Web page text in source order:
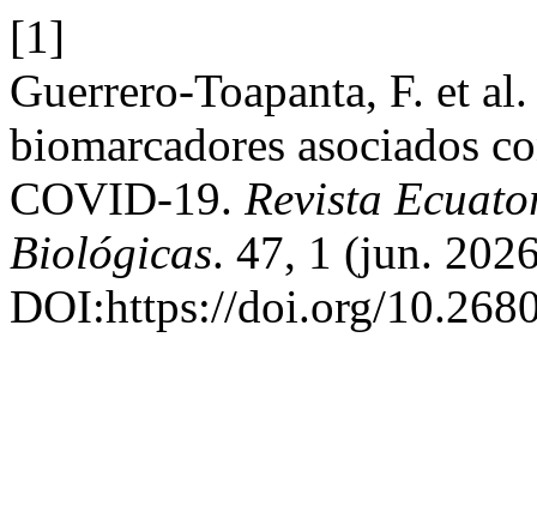
[1]
Guerrero-Toapanta, F. et
biomarcadores asociados
COVID-19. Revista
Biológicas. 47, 1 (jun.
DOI:https://doi.org/